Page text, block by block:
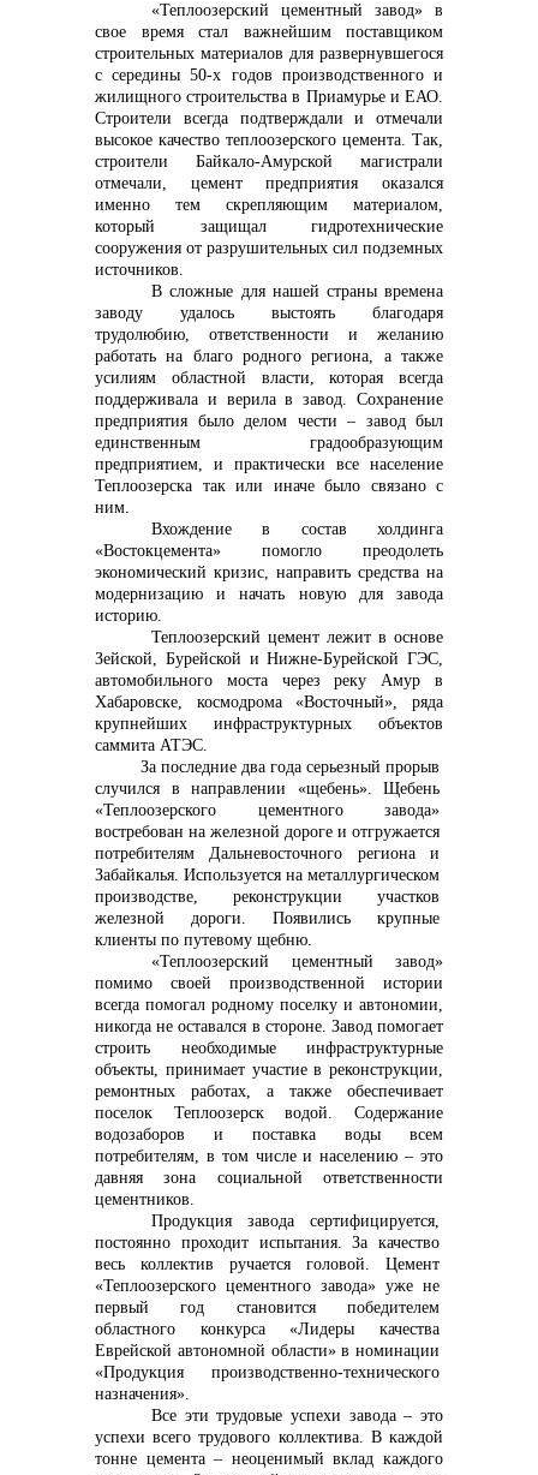
Контакты
+7 (423) 234 50 50
info@vostokcement.ru
«Теплоозерский цементный завод» в
свое время стал важнейшим поставщиком
строительных материалов для развернувшегося
с середины 50-х годов производственного и
жилищного строительства в Приамурье и ЕАО.
Строители всегда подтверждали и отмечали
высокое качество теплоозерского цемента. Так,
строители Байкало-Амурской магистрали
отмечали, цемент предприятия оказался
именно тем скрепляющим материалом,
который защищал гидротехнические
сооружения от разрушительных сил подземных
источников.
В сложные для нашей страны времена
заводу удалось выстоять благодаря
трудолюбию, ответственности и желанию
работать на благо родного региона, а также
усилиям областной власти, которая всегда
поддерживала и верила в завод. Сохранение
предприятия было делом чести – завод был
единственным градообразующим
предприятием, и практически все население
Теплоозерска так или иначе было связано с
ним.
Вхождение в состав холдинга
«Востокцемента» помогло преодолеть
экономический кризис, направить средства на
модернизацию и начать новую для завода
историю.
Теплоозерский цемент лежит в основе
Зейской, Бурейской и Нижне-Бурейской ГЭС,
автомобильного моста через реку Амур в
Хабаровске, космодрома «Восточный»,ряда
крупнейших инфраструктурных объектов
саммита АТЭС.
За последние два года серьезный прорыв
случился в направлении «щебень». Щебень
«Теплоозерского цементного завода»
востребован на железной дороге и отгружается
потребителям Дальневосточного региона и
Забайкалья. Используется на металлургическом
производстве, реконструкции участков
железной дороги. Появились крупные
клиенты по путевому щебню.
«Теплоозерский цементный завод»
помимо своей производственной истории
всегда помогал родному поселку и автономии,
никогда не оставался в стороне. Завод помогает
строить необходимые инфраструктурные
объекты, принимает участие в реконструкции,
ремонтных работах, а также обеспечивает
поселок Теплоозерск водой. Содержание
водозаборов и поставка воды всем
потребителям, в том числе и населению – это
давняя зона социальной ответственности
цементников.
Продукция завода сертифицируется,
постоянно проходит испытания. За качество
весь коллектив ручается головой.Цемент
«Теплоозерского цементного завода» уже не
первый год становится победителем
областного конкурса «Лидеры качества
Еврейской автономной области» в номинации
«Продукция производственно-технического
назначения».
Все эти трудовые успехи завода – это
успехи всего трудового коллектива. В каждой
тонне цемента – неоценимый вклад каждого